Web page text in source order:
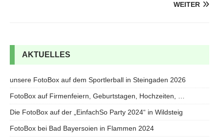
WEITER
AKTUELLES
unsere FotoBox auf dem Sportlerball in Steingaden 2026
FotoBox auf Firmenfeiern, Geburtstagen, Hochzeiten, …
Die FotoBox auf der „EinfachSo Party 2024“ in Wildsteig
FotoBox bei Bad Bayersoien in Flammen 2024